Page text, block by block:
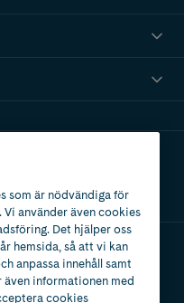
som är nödvändiga för
Vi använder även cookies
Det hjälper oss
hemsida, så att vi kan
anpassa innehåll samt
informationen med
cookies